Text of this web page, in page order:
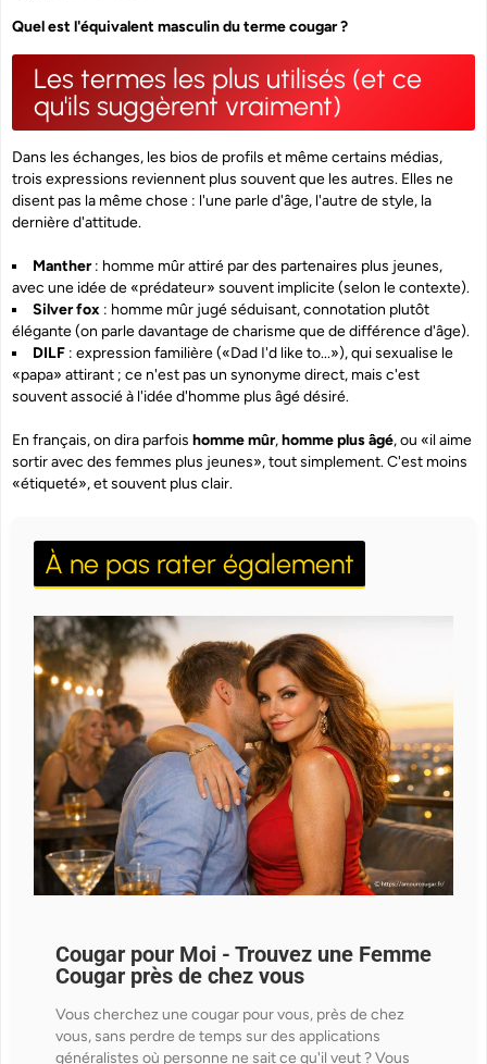
Quel est l'équivalent masculin du terme cougar ?
Les termes les plus utilisés (et ce
qu'ils suggèrent vraiment)
Dans les échanges, les bios de profils et même certains médias,
trois expressions reviennent plus souvent que les autres. Elles ne
disent pas la même chose : l'une parle d'âge, l'autre de style, la
dernière d'attitude.
Manther: homme mûr attiré par des partenaires plus jeunes,
avec une idée de «prédateur» souvent implicite (selon le contexte).
Silver fox : homme mûr jugé séduisant, connotation plutôt
élégante(on parle davantage de charisme que de différence d'âge).
DILF : expression familière («Dad I'd like to...»), qui sexualise le
«papa» attirant ; ce n'est pas un synonyme direct, mais c'est
souvent associé à l'idée d'homme plus âgé désiré.
En français, on dira parfois homme mûr,homme plus âgé, ou «il aime
sortir avec des femmes plus jeunes», tout simplement. C'est moins
«étiqueté», et souvent plus clair.
À ne pas rater également
Cougar pour Moi - Trouvez une Femme
Cougar près de chez vous
Vous cherchez une cougar pour vous, près de chez
vous, sans perdre de temps sur des applications
généralistes où personne ne sait ce qu'il veut ? Vous